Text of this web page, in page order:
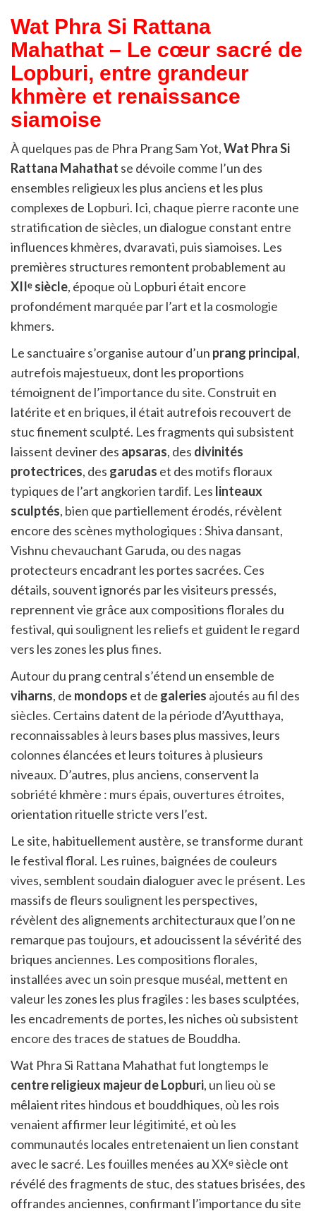
Wat Phra Si Rattana
Mahathat – Le cœur sacré de
Lopburi, entre grandeur
khmère et renaissance
siamoise
À quelques pas de Phra Prang Sam Yot,Wat Phra Si
Rattana Mahathat se dévoile comme l’un des
ensembles religieux les plus anciens et les plus
complexes de Lopburi. Ici, chaque pierre raconte une
stratification de siècles, un dialogue constant entre
influences khmères, dvaravati, puis siamoises. Les
premières structures remontent probablement au
XIIᵉ siècle, époque où Lopburi était encore
profondément marquée par l’art et la cosmologie
khmers.
Le sanctuaire s’organise autour d’un prang principal,
autrefois majestueux, dont les proportions
témoignent de l’importance du site. Construit en
latérite et en briques, il était autrefois recouvert de
stuc finement sculpté. Les fragments qui subsistent
laissent deviner des apsaras, des divinités
protectrices, des garudas et des motifs floraux
typiques de l’art angkorien tardif. Les linteaux
sculptés, bien que partiellement érodés, révèlent
encore des scènes mythologiques : Shiva dansant,
Vishnu chevauchant Garuda, ou des nagas
protecteurs encadrant les portes sacrées. Ces
détails, souvent ignorés par les visiteurs pressés,
reprennent vie grâce aux compositions florales du
festival, qui soulignent les reliefs et guident le regard
vers les zones les plus fines.
Autour du prang central s’étend un ensemble de
viharns, de mondops et de galeries ajoutés au fil des
siècles. Certains datent de la période d’Ayutthaya,
reconnaissables à leurs bases plus massives, leurs
colonnes élancées et leurs toitures à plusieurs
niveaux. D’autres, plus anciens, conservent la
sobriété khmère : murs épais, ouvertures étroites,
orientation rituelle stricte vers l’est.
Le site, habituellement austère, se transforme durant
le festival floral. Les ruines, baignées de couleurs
vives, semblent soudain dialoguer avec le présent. Les
massifs de fleurs soulignent les perspectives,
révèlent des alignements architecturaux que l’on ne
remarque pas toujours, et adoucissent la sévérité des
briques anciennes. Les compositions florales,
installées avec un soin presque muséal, mettent en
valeur les zones les plus fragiles : les bases sculptées,
les encadrements de portes, les niches où subsistent
encore des traces de statues de Bouddha.
Wat Phra Si Rattana Mahathat fut longtemps le
centre religieux majeur de Lopburi, un lieu où se
mêlaient rites hindous et bouddhiques, où les rois
venaient affirmer leur légitimité, et où les
communautés locales entretenaient un lien constant
avec le sacré. Les fouilles menées au XXᵉ siècle ont
révélé des fragments de stuc, des statues brisées, des
offrandes anciennes, confirmant l’importance du site